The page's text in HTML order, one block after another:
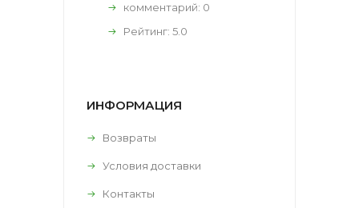
комментарий: 0
Рейтинг: 5.0
ИНФОРМАЦИЯ
Возвраты
Условия доставки
Контакты